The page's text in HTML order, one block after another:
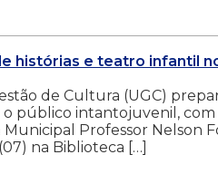
histórias e teatro infantil
de Cultura (UGC)
o público intantojuvenil, com
Professor Nelson
na Biblioteca […]